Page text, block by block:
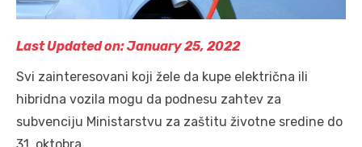
Last Updated on: January 25, 2022
Svi zainteresovani koji žele da kupe električna ili
hibridna vozila mogu da podnesu zahtev za
subvenciju Ministarstvu za zaštitu životne sredine do
31. oktobra.